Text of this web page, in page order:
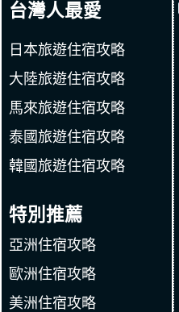
台灣人最愛
日本旅遊住宿攻略
大陸旅遊住宿攻略
馬來旅遊住宿攻略
泰國旅遊住宿攻略
韓國旅遊住宿攻略
特別推薦
亞洲住宿攻略
歐洲住宿攻略
美洲住宿攻略